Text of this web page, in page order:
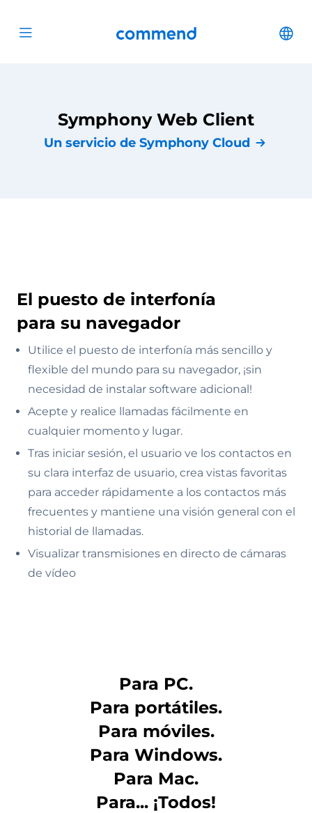
Open menu Commend
Symphony Web Client
Un servicio de Symphony Cloud
El puesto de interfonía
para su navegador
Utilice el puesto de interfonía más sencillo y
flexible del mundo para su navegador, ¡sin
necesidad de instalar software adicional!
Acepte y realice llamadas fácilmente en
cualquier momento y lugar.
Tras iniciar sesión, el usuario ve los contactos en
su clara interfaz de usuario, crea vistas favoritas
para acceder rápidamente a los contactos más
frecuentes y mantiene una visión general con el
historial de llamadas.
Visualizar transmisiones en directo de cámaras
de vídeo
Para PC.
Para portátiles.
Para móviles.
Para Windows.
Para Mac.
Para... ¡Todos!